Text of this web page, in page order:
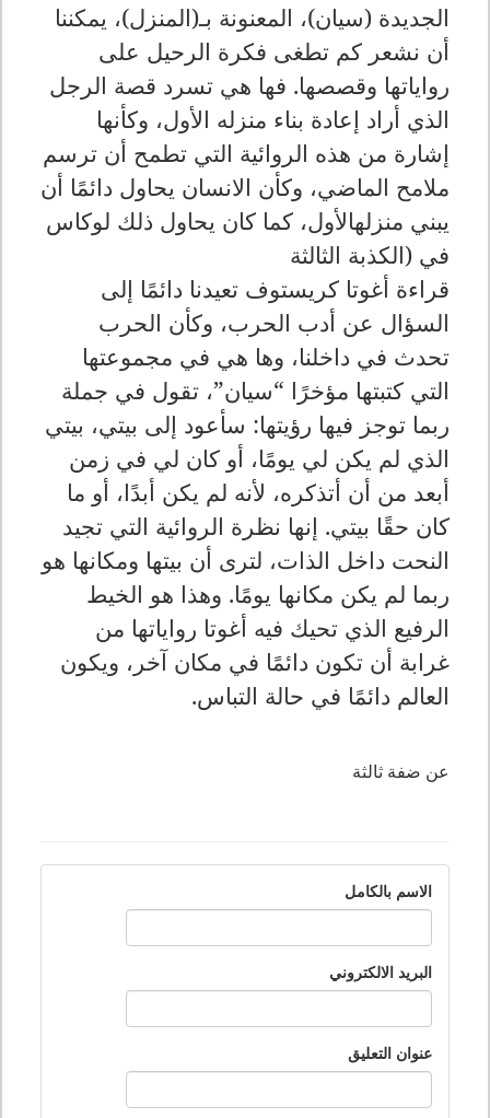
الجديدة (سيان)، المعنونة بـ(المنزل)، يمكننا
أن نشعر كم تطغى فكرة الرحيل على
رواياتها وقصصها. فها هي تسرد قصة الرجل
الذي أراد إعادة بناء منزله الأول، وكأنها
إشارة من هذه الروائية التي تطمح أن ترسم
ملامح الماضي، وكأن الانسان يحاول دائمًا أن
يبني منزلهالأول، كما كان يحاول ذلك لوكاس
في (الكذبة الثالثة
قراءة أغوتا كريستوف تعيدنا دائمًا إلى
السؤال عن أدب الحرب، وكأن الحرب
تحدث في داخلنا، وها هي في مجموعتها
التي كتبتها مؤخرًا “سيان”، تقول في جملة
ربما توجز فيها رؤيتها: سأعود إلى بيتي، بيتي
الذي لم يكن لي يومًا، أو كان لي في زمن
أبعد من أن أتذكره، لأنه لم يكن أبدًا، أو ما
كان حقًا بيتي. إنها نظرة الروائية التي تجيد
النحت داخل الذات، لترى أن بيتها ومكانها هو
ربما لم يكن مكانها يومًا. وهذا هو الخيط
الرفيع الذي تحيك فيه أغوتا رواياتها من
غرابة أن تكون دائمًا في مكان آخر، ويكون
العالم دائمًا في حالة التباس.
عن ضفة ثالثة
الاسم بالكامل
البريد الالكتروني
عنوان التعليق